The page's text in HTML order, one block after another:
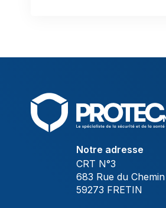
Notre adresse
CRT N°3
683 Rue du
59273 FRETIN